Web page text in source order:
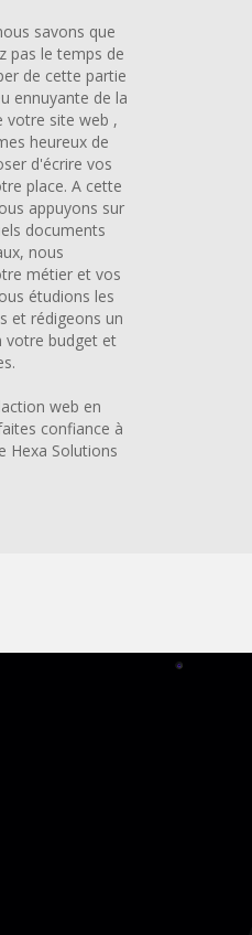
savons que
pas le temps de
de cette partie
ennuyante de la
votre site web ,
heureux de
d'écrire vos
place. A cette
appuyons sur
documents
nous
métier et vos
étudions les
et rédigeons un
votre budget et
web en
confiance à
Hexa Solutions